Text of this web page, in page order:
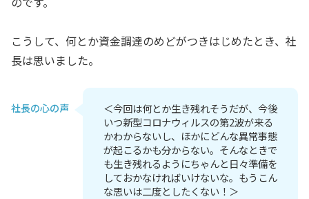
こうして、何とか資金調達のめどがつきはじめたとき、社
長は思いました。
社長の心の声
＜今回は何とか生き残れそうだが、今後
いつ新型コロナウィルスの第2波が来る
かわからないし、ほかにどんな異常事態
が起こるかも分からない。そんなときで
も生き残れるようにちゃんと日々準備を
しておかなければいけないな。もうこん
な思いは二度としたくない！＞